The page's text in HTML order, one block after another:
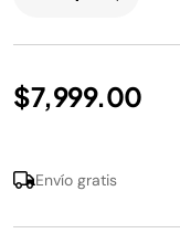
$7,999.00
Envío gratis